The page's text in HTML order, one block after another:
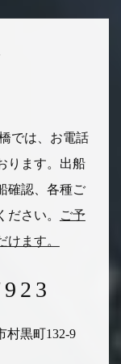
では、お電話
ます。 出船
確認、各種ご
さい。
ご予
ます。
村黒町132-9